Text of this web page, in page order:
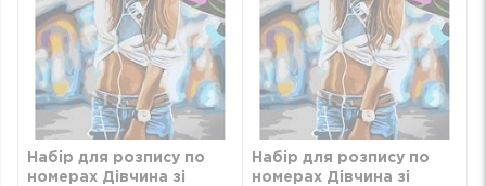
Набір для розпису по
номерах Дівчина зі
Набір для розпису по
номерах Дівчина зі